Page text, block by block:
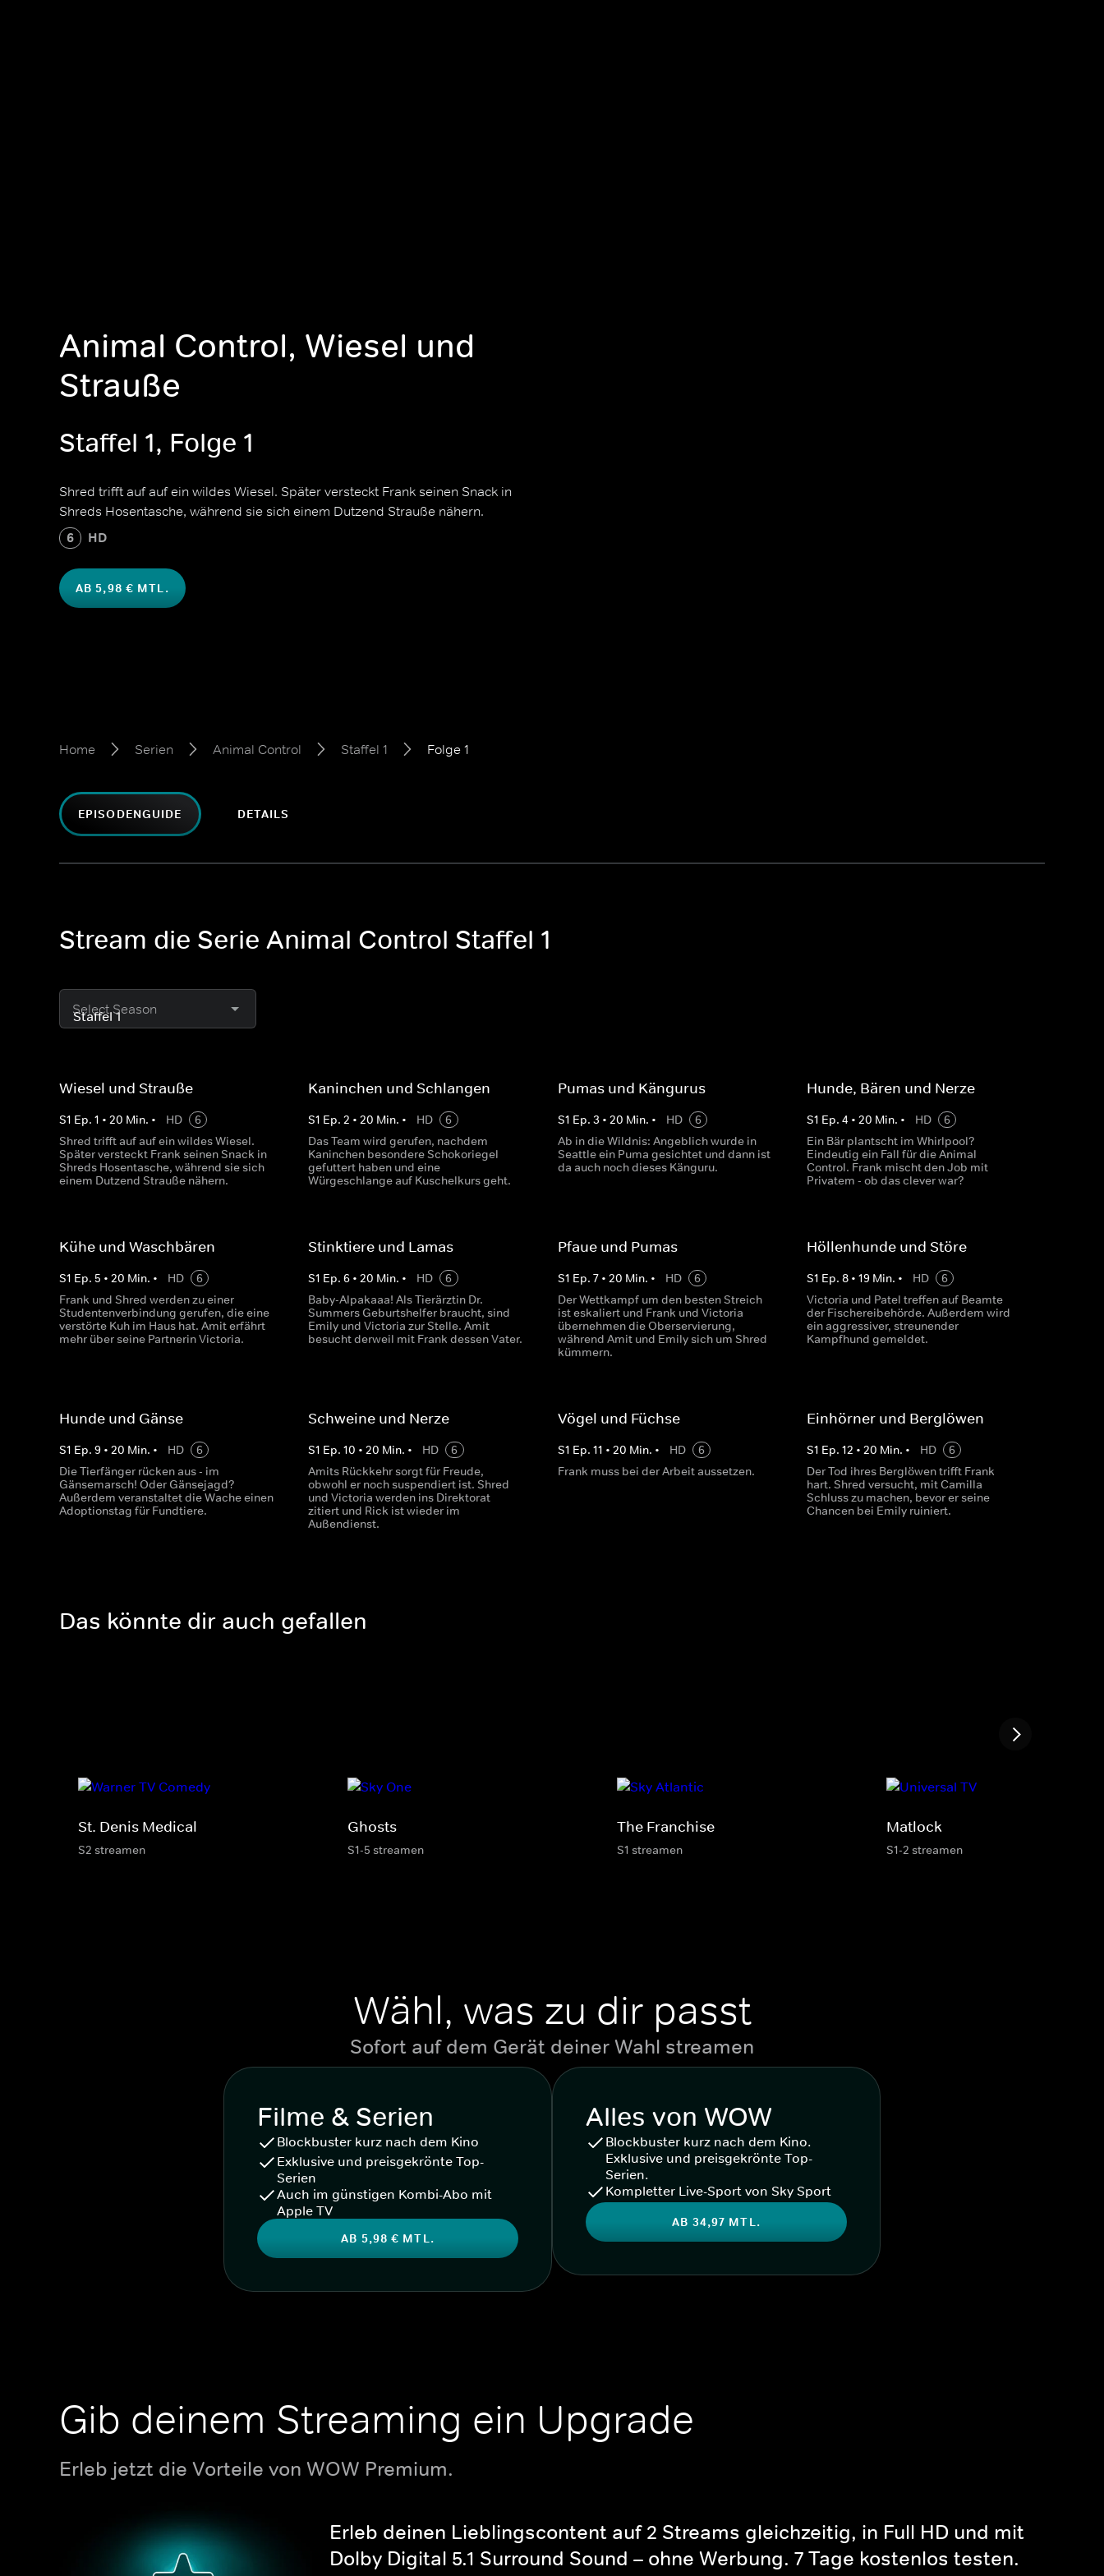
Animal Control, Wiesel und
Strauße
Staffel 1, Folge 1
Shred trifft auf auf ein wildes Wiesel. Später versteckt Frank seinen Snack in
Shreds Hosentasche, während sie sich einem Dutzend Strauße nähern.
6 HD
AB 5,98 € MTL.
Home Serien Animal Control Staffel 1 Folge 1
EPISODENGUIDE DETAILS
Stream die Serie Animal Control Staffel 1
Select Season
Wiesel und Strauße
S1 Ep. 1 • 20 Min. • HD
6
Shred trifft auf auf ein wildes Wiesel.
Später versteckt Frank seinen Snack in
Shreds Hosentasche, während sie sich
einem Dutzend Strauße nähern.
Kaninchen und Schlangen
S1 Ep.2 •20 Min. • HD
6
Das Team wird gerufen, nachdem
Kaninchen besondere Schokoriegel
gefuttert haben und eine
Würgeschlange auf Kuschelkurs geht.
Pumas und Kängurus
S1 Ep. 3 • 20 Min. • HD
6
Ab in die Wildnis: Angeblich wurde in
Seattle ein Puma gesichtet und dann ist
da auch noch dieses Känguru.
Hunde, Bären und Nerze
S1 Ep. 4 • 20 Min. • HD
6
Ein Bär plantscht im Whirlpool?
Eindeutig ein Fall für die Animal
Control. Frank mischt den Job mit
Privatem - ob das clever war?
Kühe und Waschbären
S1 Ep. 5 • 20 Min. • HD
6
Frank und Shred werden zu einer
Studentenverbindung gerufen, die eine
verstörte Kuh im Haus hat. Amit erfährt
mehr über seine Partnerin Victoria.
Stinktiere und Lamas
S1 Ep.6 •20 Min. • HD
6
Baby-Alpakaaa! Als Tierärztin Dr.
Summers Geburtshelfer braucht, sind
Emily und Victoria zur Stelle. Amit
besucht derweil mit Frank dessen Vater.
Pfaue und Pumas
S1 Ep. 7• 20 Min. • HD
6
Der Wettkampf um den besten Streich
ist eskaliert und Frank und Victoria
übernehmen die Oberservierung,
während Amit und Emily sich um Shred
kümmern.
Höllenhunde und Störe
S1 Ep. 8• 19Min. • HD
6
Victoria und Patel treffen auf Beamte
der Fischereibehörde. Außerdem wird
ein aggressiver, streunender
Kampfhund gemeldet.
Hunde und Gänse
S1 Ep. 9 • 20 Min. • HD
6
Die Tierfänger rücken aus - im
Gänsemarsch! Oder Gänsejagd?
Außerdem veranstaltet die Wache einen
Adoptionstag für Fundtiere.
Schweine und Nerze
S1 Ep.10 •20 Min. • HD
6
Amits Rückkehr sorgt für Freude,
obwohl er noch suspendiert ist. Shred
und Victoria werden ins Direktorat
zitiert und Rick ist wieder im
Außendienst.
Vögel und Füchse
S1 Ep. 11 • 20 Min. • HD
6
Frank muss bei der Arbeit aussetzen.
Einhörner und Berglöwen
S1 Ep. 12 • 20 Min. • HD
6
Der Tod ihres Berglöwen trifft Frank
hart. Shred versucht, mit Camilla
Schluss zu machen, bevor er seine
Chancen bei Emily ruiniert.
Das könnte dir auch gefallen
St. Denis Medical
S2 streamen
Ghosts
S1-5 streamen
The Franchise
S1 streamen
Matlock
S1-2 streamen
Wähl, was zu dir passt
Sofort auf dem Gerät deiner Wahl streamen
Filme & Serien
Blockbuster kurz nach dem Kino
Exklusive und preisgekrönte Top-
Serien
Auch im günstigen Kombi-Abo mit
Apple TV
AB 5,98 € MTL.
Alles von WOW
Blockbuster kurz nach dem Kino.
Exklusive und preisgekrönte Top-
Serien.
Kompletter Live-Sport von Sky Sport
AB 34,97 MTL.
Gib deinem Streaming ein Upgrade
Erleb jetzt die Vorteile von WOW Premium.
Erleb deinen Lieblingscontent auf 2 Streams gleichzeitig, in Full HD und mit
Dolby Digital 5.1 Surround Sound – ohne Werbung. 7 Tage kostenlos testen.